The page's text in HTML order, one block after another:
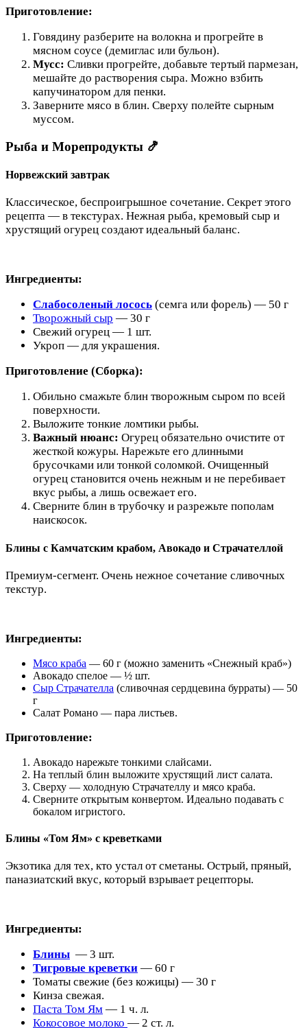
Приготовление:
Говядину разберите на волокна и прогрейте в
мясном соусе (демиглас или бульон).
Мусс: Сливки прогрейте, добавьте тертый пармезан,
мешайте до растворения сыра. Можно взбить
капучинатором для пенки.
Заверните мясо в блин. Сверху полейте сырным
муссом.
Рыба и Морепродукты 🍤
Норвежский завтрак
Классическое, беспроигрышное сочетание. Секрет этого
рецепта — в текстурах. Нежная рыба, кремовый сыр и
хрустящий огурец создают идеальный баланс.
Ингредиенты:
Слабосоленый лосось (семга или форель) — 50 г
Творожный сыр — 30 г
Свежий огурец — 1 шт.
Укроп — для украшения.
Приготовление (Сборка):
Обильно смажьте блин творожным сыром по всей
поверхности.
Выложите тонкие ломтики рыбы.
Важный нюанс: Огурец обязательно очистите от
жесткой кожуры. Нарежьте его длинными
брусочками или тонкой соломкой. Очищенный
огурец становится очень нежным и не перебивает
вкус рыбы, а лишь освежает его.
Сверните блин в трубочку и разрежьте пополам
наискосок.
Блины с Камчатским крабом, Авокадо и Страчателлой
Премиум-сегмент. Очень нежное сочетание сливочных
текстур.
Ингредиенты:
Мясо краба — 60 г (можно заменить «Снежный краб»)
Авокадо спелое — ½ шт.
Сыр Страчателла (сливочная сердцевина бурраты) — 50
г
Салат Романо — пара листьев.
Приготовление:
Авокадо нарежьте тонкими слайсами.
На теплый блин выложите хрустящий лист салата.
Сверху — холодную Страчателлу и мясо краба.
Сверните открытым конвертом. Идеально подавать с
бокалом игристого.
Блины «Том Ям» с креветками
Экзотика для тех, кто устал от сметаны. Острый, пряный,
паназиатский вкус, который взрывает рецепторы.
Ингредиенты:
Блины — 3 шт.
Тигровые креветки — 60 г
Томаты свежие (без кожицы) — 30 г
Кинза свежая.
Паста Том Ям — 1 ч. л.
Кокосовое молоко — 2 ст. л.